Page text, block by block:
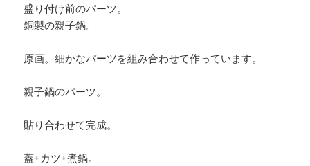
盛り付け前のパーツ。
銅製の親子鍋。
原画。細かなパーツを組み合わせて作っています。
親子鍋のパーツ。
貼り合わせて完成。
蓋+カツ+煮鍋。